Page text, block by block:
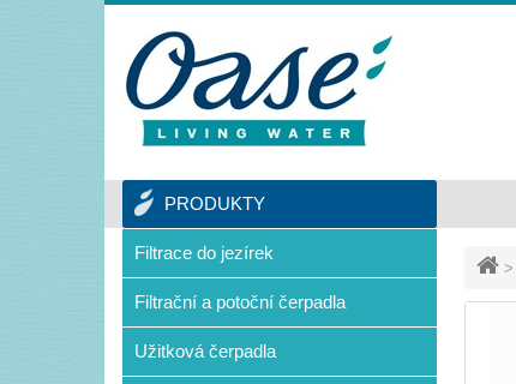
>
PRODUKTY
Filtrace do jezírek
Filtrační a potoční čerpadla
Užitková čerpadla